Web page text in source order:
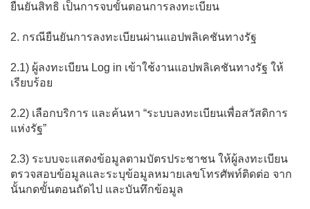
ยืนยันสิทธิ เป็นการจบขั้นตอนการลงทะเบียน
2. กรณียืนยันการลงทะเบียนผ่านแอปพลิเคชันทางรัฐ
2.1) ผู้ลงทะเบียน Log in เข้าใช้งานแอปพลิเคชันทางรัฐ ให้
เรียบร้อย
2.2) เลือกบริการ และค้นหา “ระบบลงทะเบียนเพื่อสวัสดิการ
แห่งรัฐ”
2.3) ระบบจะแสดงข้อมูลตามบัตรประชาชน ให้ผู้ลงทะเบียน
ตรวจสอบข้อมูลและระบุข้อมูลหมายเลขโทรศัพท์ติดต่อ จาก
นั้นกดขั้นตอนถัดไป และบันทึกข้อมูล